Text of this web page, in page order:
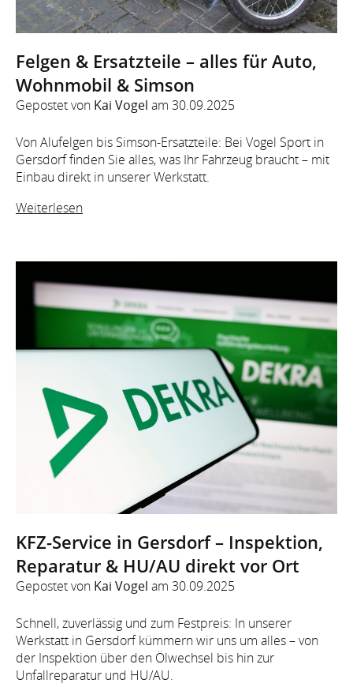
Felgen & Ersatzteile – alles für Auto,
Wohnmobil & Simson
Gepostet von Kai Vogel am 30.09.2025
Von Alufelgen bis Simson-Ersatzteile: Bei Vogel Sport in
Gersdorf finden Sie alles, was Ihr Fahrzeug braucht – mit
Einbau direkt in unserer Werkstatt.
Weiterlesen
KFZ-Service in Gersdorf – Inspektion,
Reparatur & HU/AU direkt vor Ort
Gepostet von Kai Vogel am 30.09.2025
Schnell, zuverlässig und zum Festpreis: In unserer
Werkstatt in Gersdorf kümmern wir uns um alles – von
der Inspektion über den Ölwechsel bis hin zur
Unfallreparatur und HU/AU.